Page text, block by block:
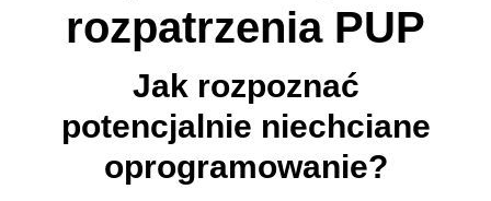
rozpatrzenia PUP
Jak rozpoznać
potencjalnie niechciane
oprogramowanie?